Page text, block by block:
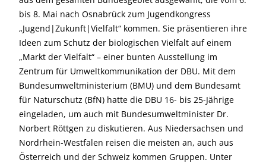
bis 8. Mai nach Osnabrück zum Jugendkongress
„Jugend|Zukunft|Vielfalt“ kommen. Sie präsentieren ihre
Ideen zum Schutz der biologischen Vielfalt auf einem
„Markt der Vielfalt“ – einer bunten Ausstellung im
Zentrum für Umweltkommunikation der DBU. Mit dem
Bundesumweltministerium (BMU) und dem Bundesamt
für Naturschutz (BfN) hatte die DBU 16- bis 25-Jährige
eingeladen, um auch mit Bundesumweltminister Dr.
Norbert Röttgen zu diskutieren. Aus Niedersachsen und
Nordrhein-Westfalen reisen die meisten an, auch aus
Österreich und der Schweiz kommen Gruppen. Unter